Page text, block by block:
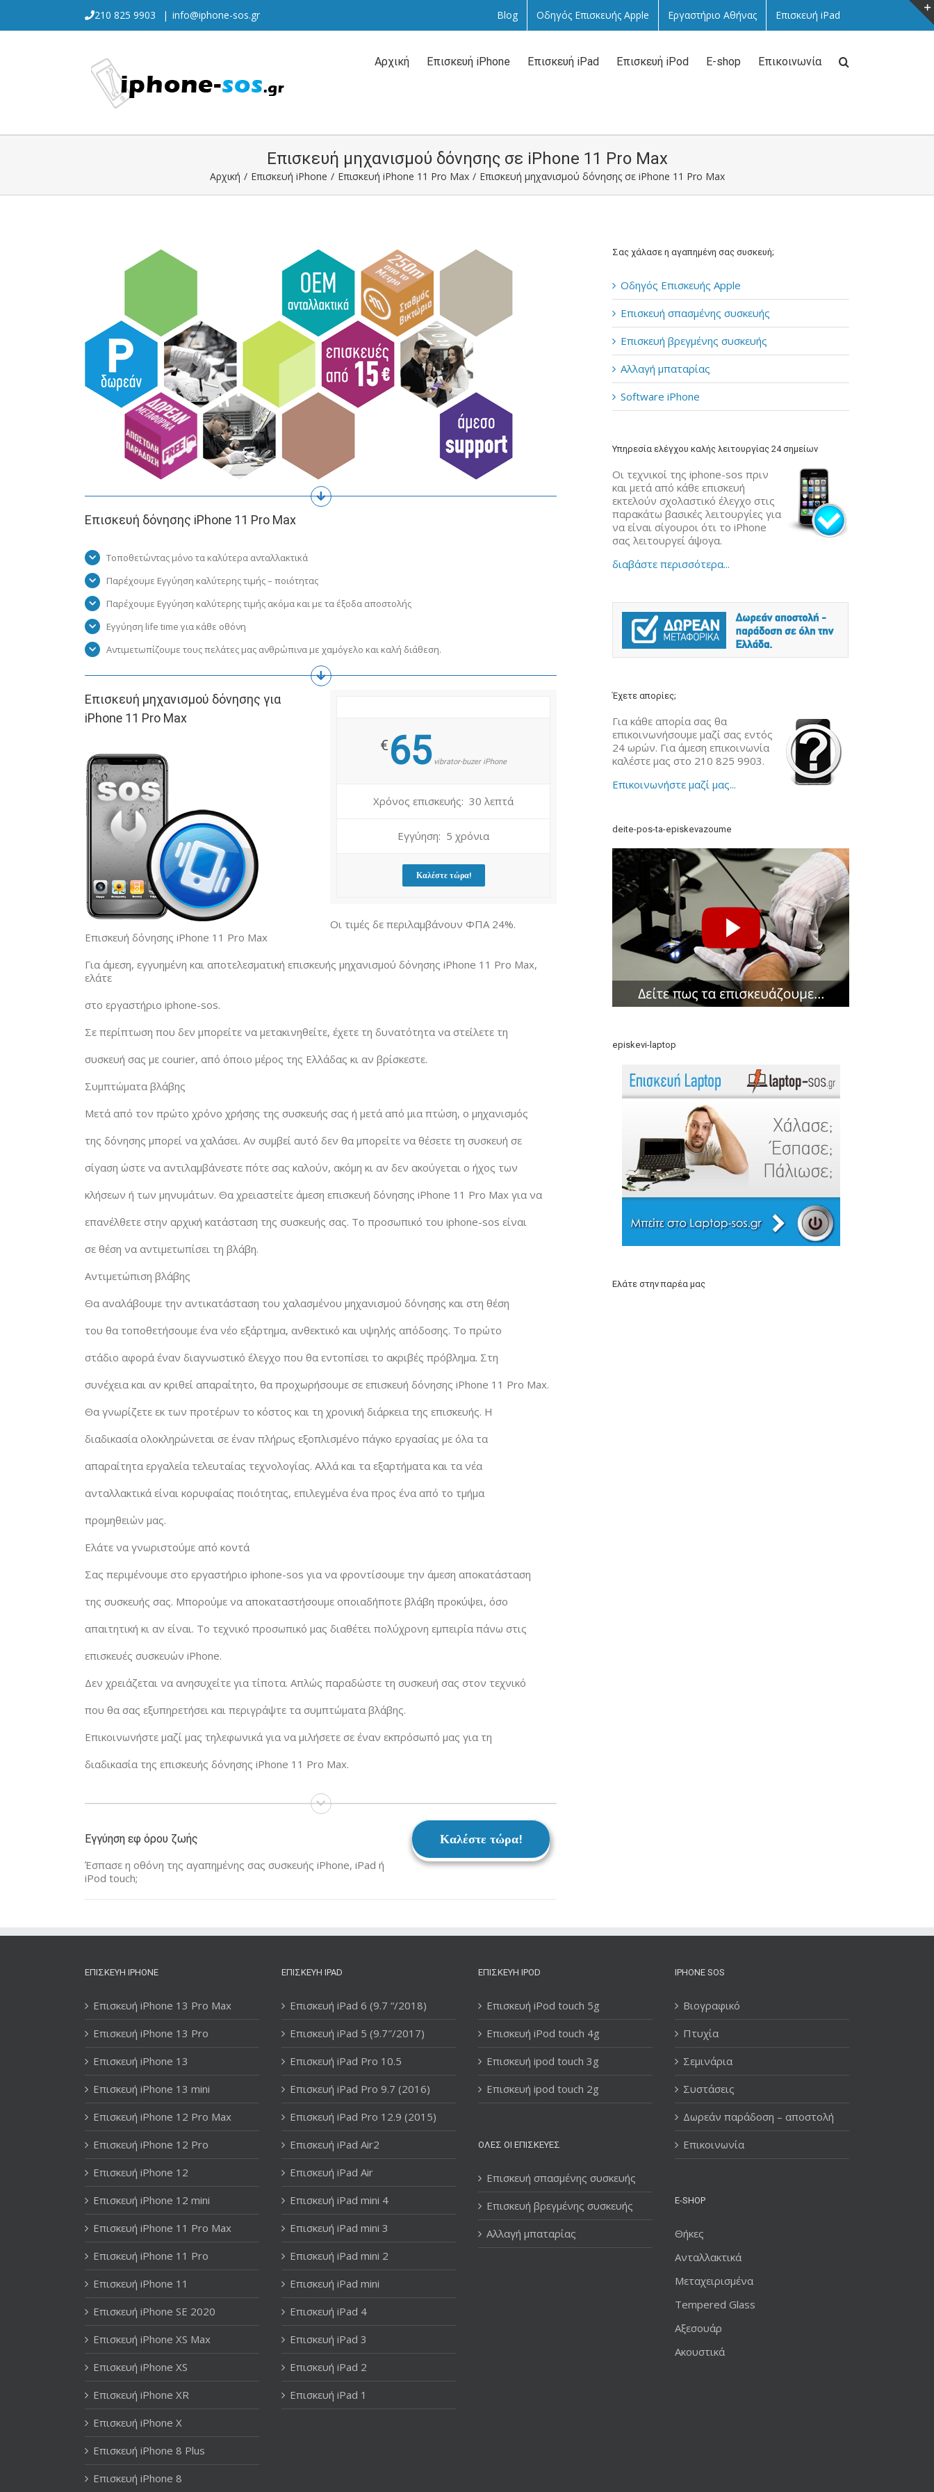
content
210 825 9903 | info@iphone-sos.gr Blog Οδηγός Επισκευής Apple Εργαστήριο Αθήνας Επισκευή iPad
Αναζήτηση
Αρχική Επισκευή iPhone Επισκευή iPad Επισκευή iPod E-shop Επικοινωνία
Επισκευή μηχανισμού δόνησης σε iPhone 11 Pro Max
Αρχική / Επισκευή iPhone / Επισκευή iPhone 11 Pro Max / Επισκευή μηχανισμού δόνησης σε iPhone 11 Pro Max
Επισκευή δόνησης iPhone 11 Pro Max
Τοποθετώντας μόνο τα καλύτερα ανταλλακτικά
Παρέχουμε Εγγύηση καλύτερης τιμής – ποιότητας
Παρέχουμε Εγγύηση καλύτερης τιμής ακόμα και με τα έξοδα αποστολής
Εγγύηση life time για κάθε οθόνη
Αντιμετωπίζουμε τους πελάτες μας ανθρώπινα με χαμόγελο και καλή διάθεση.
Επισκευή μηχανισμού δόνησης για
iPhone 11 Pro Max
€ 65 vibrator-buzer iPhone
Χρόνος επισκευής: 30 λεπτά
Εγγύηση: 5 χρόνια
Καλέστε τώρα!
Οι τιμές δε περιλαμβάνουν ΦΠΑ 24%.
Επισκευή δόνησης iPhone 11 Pro Max
Για άμεση, εγγυημένη και αποτελεσματική επισκευής μηχανισμού δόνησης iPhone 11 Pro Max,
ελάτε
στο εργαστήριο iphone-sos.
Σε περίπτωση που δεν μπορείτε να μετακινηθείτε, έχετε τη δυνατότητα να στείλετε τη
συσκευή σας με courier, από όποιο μέρος της Ελλάδας κι αν βρίσκεστε.
Συμπτώματα βλάβης
Μετά από τον πρώτο χρόνο χρήσης της συσκευής σας ή μετά από μια πτώση, ο μηχανισμός
της δόνησης μπορεί να χαλάσει. Αν συμβεί αυτό δεν θα μπορείτε να θέσετε τη συσκευή σε
σίγαση ώστε να αντιλαμβάνεστε πότε σας καλούν, ακόμη κι αν δεν ακούγεται ο ήχος των
κλήσεων ή των μηνυμάτων. Θα χρειαστείτε άμεση επισκευή δόνησης iPhone 11 Pro Max για να
επανέλθετε στην αρχική κατάσταση της συσκευής σας. Το προσωπικό του iphone-sos είναι
σε θέση να αντιμετωπίσει τη βλάβη.
Αντιμετώπιση βλάβης
Θα αναλάβουμε την αντικατάσταση του χαλασμένου μηχανισμού δόνησης και στη θέση
του θα τοποθετήσουμε ένα νέο εξάρτημα, ανθεκτικό και υψηλής απόδοσης. Το πρώτο
στάδιο αφορά έναν διαγνωστικό έλεγχο που θα εντοπίσει το ακριβές πρόβλημα. Στη
συνέχεια και αν κριθεί απαραίτητο, θα προχωρήσουμε σε επισκευή δόνησης iPhone 11 Pro Max.
Θα γνωρίζετε εκ των προτέρων το κόστος και τη χρονική διάρκεια της επισκευής. Η
διαδικασία ολοκληρώνεται σε έναν πλήρως εξοπλισμένο πάγκο εργασίας με όλα τα
απαραίτητα εργαλεία τελευταίας τεχνολογίας. Αλλά και τα εξαρτήματα και τα νέα
ανταλλακτικά είναι κορυφαίας ποιότητας, επιλεγμένα ένα προς ένα από το τμήμα
προμηθειών μας.
Ελάτε να γνωριστούμε από κοντά
Σας περιμένουμε στο εργαστήριο iphone-sos για να φροντίσουμε την άμεση αποκατάσταση
της συσκευής σας. Μπορούμε να αποκαταστήσουμε οποιαδήποτε βλάβη προκύψει, όσο
απαιτητική κι αν είναι. Το τεχνικό προσωπικό μας διαθέτει πολύχρονη εμπειρία πάνω στις
επισκευές συσκευών iPhone.
Δεν χρειάζεται να ανησυχείτε για τίποτα. Απλώς παραδώστε τη συσκευή σας στον τεχνικό
που θα σας εξυπηρετήσει και περιγράψτε τα συμπτώματα βλάβης.
Επικοινωνήστε μαζί μας τηλεφωνικά για να μιλήσετε σε έναν εκπρόσωπό μας για τη
διαδικασία της επισκευής δόνησης iPhone 11 Pro Max.
Εγγύηση εφ όρου ζωής
Έσπασε η οθόνη της αγαπημένης σας συσκευής iPhone, iPad ή
iPod touch;
Καλέστε τώρα!
Σας χάλασε η αγαπημένη σας συσκευή;
Οδηγός Επισκευής Apple
Επισκευή σπασμένης συσκευής
Επισκευή βρεγμένης συσκευής
Αλλαγή μπαταρίας
Software iPhone
Υπηρεσία ελέγχου καλής λειτουργίας 24 σημείων
Οι τεχνικοί της iphone-sos πριν
και μετά από κάθε επισκευή
εκτελούν σχολαστικό έλεγχο στις
παρακάτω βασικές λειτουργίες για
να είναι σίγουροι ότι το iPhone
σας λειτουργεί άψογα.
διαβάστε περισσότερα...
Έχετε απορίες;
Για κάθε απορία σας θα
επικοινωνήσουμε μαζί σας εντός
24 ωρών. Για άμεση επικοινωνία
καλέστε μας στο 210 825 9903.
Επικοινωνήστε μαζί μας...
deite-pos-ta-episkevazoume
episkevi-laptop
Ελάτε στην παρέα μας
ΕΠΙΣΚΕΥΉ IPHONE
Επισκευή iPhone 13 Pro Max
Επισκευή iPhone 13 Pro
Επισκευή iPhone 13
Επισκευή iPhone 13 mini
Επισκευή iPhone 12 Pro Max
Επισκευή iPhone 12 Pro
Επισκευή iPhone 12
Επισκευή iPhone 12 mini
Επισκευή iPhone 11 Pro Max
Επισκευή iPhone 11 Pro
Επισκευή iPhone 11
Επισκευή iPhone SE 2020
Επισκευή iPhone XS Max
Επισκευή iPhone XS
Επισκευή iPhone XR
Επισκευή iPhone X
Επισκευή iPhone 8 Plus
Επισκευή iPhone 8
ΕΠΙΣΚΕΥΉ IPAD
Επισκευή iPad 6 (9.7 “/2018)
Επισκευή iPad 5 (9.7″/2017)
Επισκευή iPad Pro 10.5
Επισκευή iPad Pro 9.7 (2016)
Επισκευή iPad Pro 12.9 (2015)
Επισκευή iPad Air2
Επισκευή iPad Air
Επισκευή iPad mini 4
Επισκευή iPad mini 3
Επισκευή iPad mini 2
Επισκευή iPad mini
Επισκευή iPad 4
Επισκευή iPad 3
Επισκευή iPad 2
Επισκευή iPad 1
ΕΠΙΣΚΕΥΉ IPOD
Επισκευή iPod touch 5g
Επισκευή iPod touch 4g
Επισκευή ipod touch 3g
Επισκευή ipod touch 2g
ΌΛΕΣ ΟΙ ΕΠΙΣΚΕΥΈΣ
Επισκευή σπασμένης συσκευής
Επισκευή βρεγμένης συσκευής
Αλλαγή μπαταρίας
IPHONE SOS
Βιογραφικό
Πτυχία
Σεμινάρια
Συστάσεις
Δωρεάν παράδοση – αποστολή
Επικοινωνία
E-SHOP
Θήκες
Ανταλλακτικά
Μεταχειρισμένα
Tempered Glass
Αξεσουάρ
Ακουστικά